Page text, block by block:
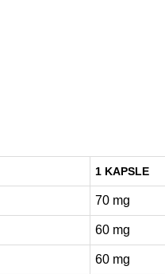
1 KAPSLE
70 mg
60 mg
60 mg